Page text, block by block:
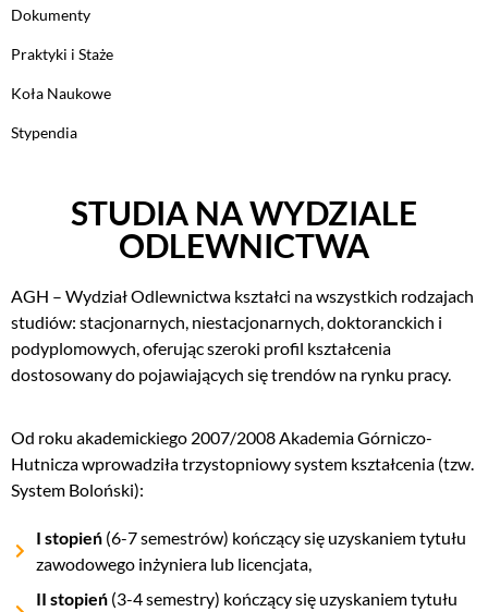
Dokumenty
Praktyki i Staże
Koła Naukowe
Stypendia
STUDIA NA WYDZIALE
ODLEWNICTWA
AGH – Wydział Odlewnictwa kształci na wszystkich rodzajach
studiów: stacjonarnych, niestacjonarnych, doktoranckich i
podyplomowych, oferując szeroki profil kształcenia
dostosowany do pojawiających się trendów na rynku pracy.
Od roku akademickiego 2007/2008 Akademia Górniczo-
Hutnicza wprowadziła trzystopniowy system kształcenia (tzw.
System Boloński):
I stopień(6-7 semestrów) kończący się uzyskaniem tytułu
zawodowego inżyniera lub licencjata,
II stopień(3-4 semestry) kończący się uzyskaniem tytułu